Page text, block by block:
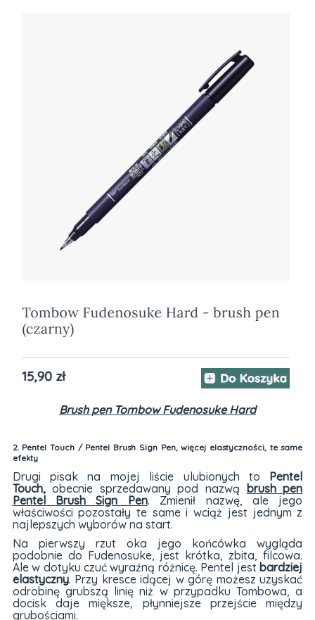
Brush pen Tombow Fudenosuke Hard
2. Pentel Touch / Pentel Brush Sign Pen, więcej elastyczności, te same
efekty
Drugi pisak na mojej liście ulubionych to Pentel
Touch,obecnie sprzedawany pod nazwą brush pen
Pentel Brush Sign Pen. Zmienił nazwę, ale jego
właściwości pozostały te same i wciąż jest jednym z
najlepszych wyborów na start.
Na pierwszy rzut oka jego końcówka wygląda
podobnie do Fudenosuke, jest krótka, zbita, filcowa.
Ale w dotyku czuć wyraźną różnicę. Pentel jestbardziej
elastyczny. Przy kresce idącej w górę możesz uzyskać
odrobinę grubszą linię niż w przypadku Tombowa, a
docisk daje miększe, płynniejsze przejście między
grubościami.